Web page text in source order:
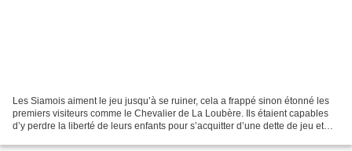
Les Siamois aiment le jeu jusqu’à se ruiner, cela a frappé sinon étonné les
premiers visiteurs comme le Chevalier de La Loubère. Ils étaient capables
d’y perdre la liberté de leurs enfants pour s’acquitter d’une dette de jeu et